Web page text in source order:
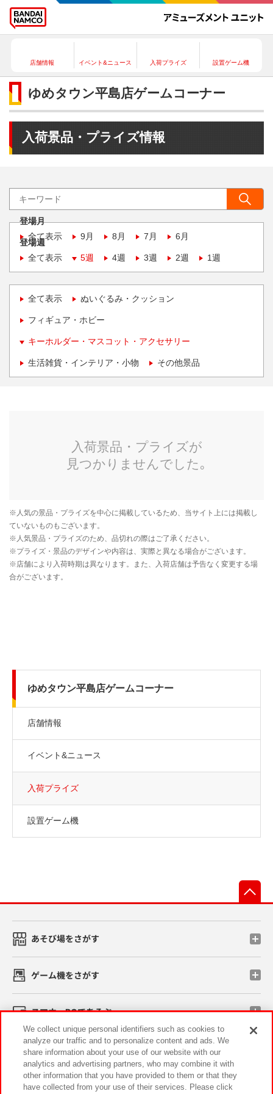
店舗情報 イベント&ニュース 入荷プライズ 設置ゲーム機
ゆめタウン平島店ゲームコーナー
入荷景品・プライズ情報
登場月
全て表示
9月 8月 7月 6月
登場週
全て表示
5週 4週 3週 2週 1週
全て表示 ぬいぐるみ・クッション
フィギュア・ホビー
キーホルダー・マスコット・アクセサリー
生活雑貨・インテリア・小物 その他景品
ゆめタウン平島店ゲームコーナー
店舗情報
イベント&ニュース
入荷プライズ
設置ゲーム機
あそび場をさがす
ゲーム機をさがす
スマホ・PCであそぶ
イベント・キャンペーン
We collect unique personal identifiers such as cookies to
analyze our traffic and to personalize content and ads. We
share information about your use of our website with our
analytics and advertising partners, who may combine it with
other information that you have provided to them or that they
have collected from your use of their services. Please click